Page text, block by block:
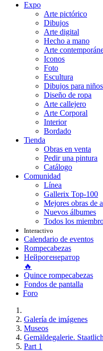
Expo
Arte pictórico
Dibujos
Arte digital
Hecho a mano
Arte
Iconos
Foto
Escultura
Dibujos para niños
Diseño de ropa
Arte callejero
Arte Corporal
Interior
Bordado
Tienda
Obras en venta
Pedir una pintura
Catálogo
Comunidad
Línea
Gallerix Top-100
Mejores obras de
Nuevos álbumes
Todos los
Interactivo
Calendario de eventos
Rompecabezas
Нейрогенератор
🔥
Quince rompecabezas
Fondos de pantalla
Foro
Galería de imágenes
Museos
Gemäldegalerie.
Part 1